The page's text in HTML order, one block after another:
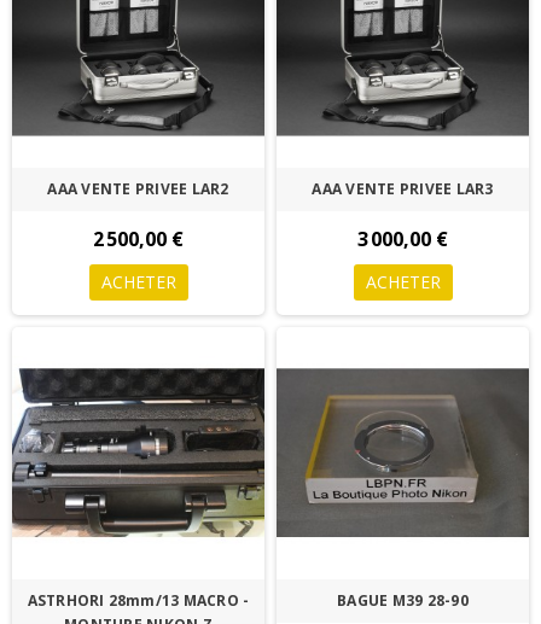
AAA VENTE PRIVEE LAR2
2 500,00 €
ACHETER
AAA VENTE PRIVEE LAR3
3 000,00 €
ACHETER
ASTRHORI 28mm/13 MACRO -
BAGUE M39 28-90